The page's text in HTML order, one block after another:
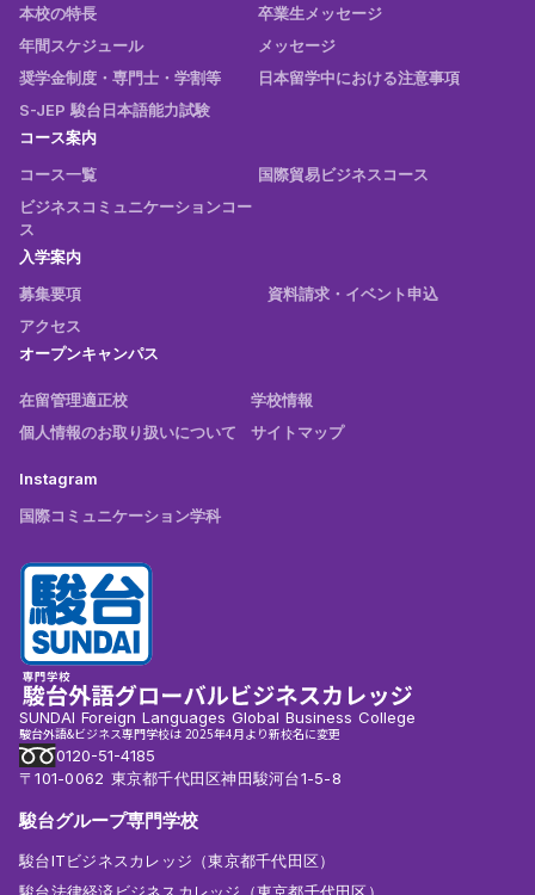
本校の特長
卒業生メッセージ
年間スケジュール
メッセージ
奨学金制度・専門士・学割等
日本留学中における注意事項
S-JEP 駿台日本語能力試験
コース案内
コース一覧
国際貿易ビジネスコース
ビジネスコミュニケーションコー
ス
入学案内
募集要項
資料請求・イベント申込
アクセス
オープンキャンパス
在留管理適正校
学校情報
個人情報のお取り扱いについて
サイトマップ
Instagram
国際コミュニケーション学科
SUNDAI Foreign Languages Global Business College
駿台外語&ビジネス専門学校は 2025年4月より新校名に変更
0120-51-4185
〒101-0062 東京都千代田区神田駿河台1-5-8
駿台グループ専門学校
駿台ITビジネスカレッジ（東京都千代田区）